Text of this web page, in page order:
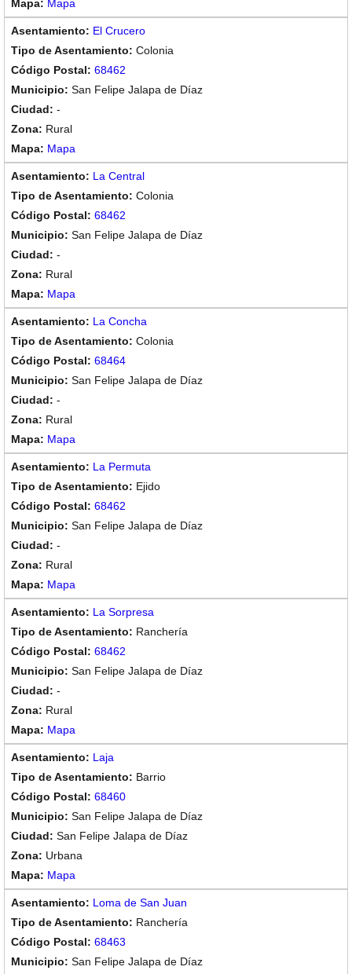
Mapa
El Crucero
Colonia
68462
San Felipe Jalapa de Díaz
-
Rural
Mapa
La Central
Colonia
68462
San Felipe Jalapa de Díaz
-
Rural
Mapa
La Concha
Colonia
68464
San Felipe Jalapa de Díaz
-
Rural
Mapa
La Permuta
Ejido
68462
San Felipe Jalapa de Díaz
-
Rural
Mapa
La Sorpresa
Ranchería
68462
San Felipe Jalapa de Díaz
-
Rural
Mapa
Laja
Barrio
68460
San Felipe Jalapa de Díaz
San Felipe Jalapa de Díaz
Urbana
Mapa
Loma de San Juan
Ranchería
68463
San Felipe Jalapa de Díaz